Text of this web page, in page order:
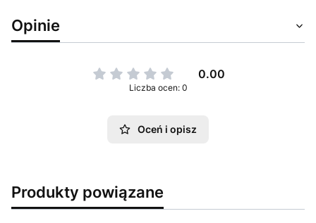
Opinie
0.00
Liczba ocen: 0
Oceń i opisz
Produkty powiązane